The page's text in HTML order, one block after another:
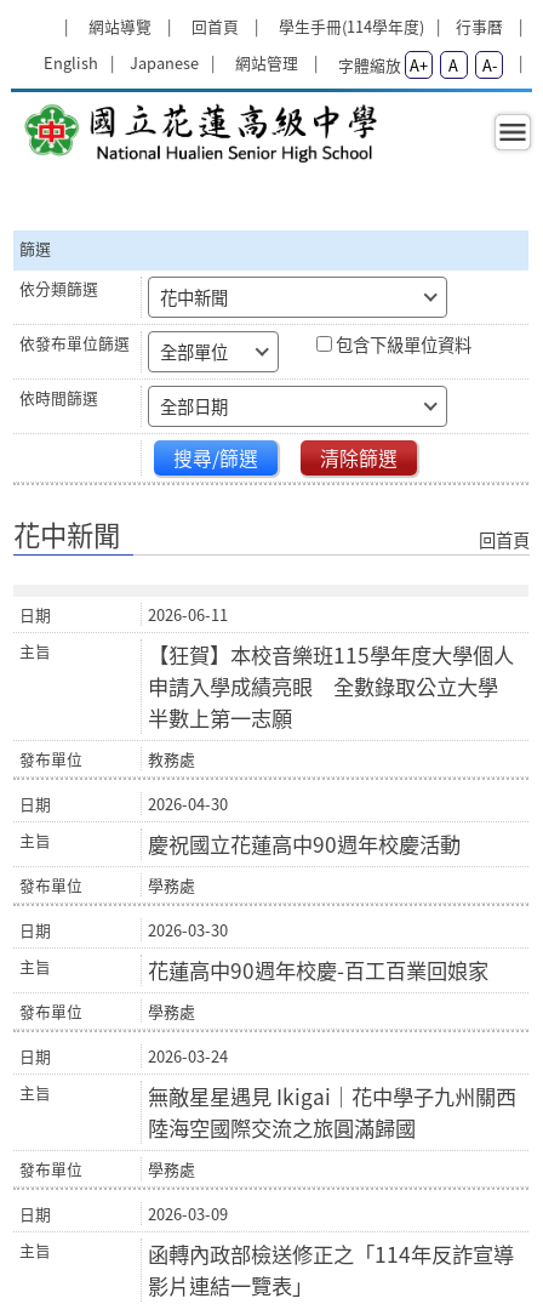
網站導覽
回首頁 學生手冊(114學年度)
行事曆
English
Japanese 網站管理 字體縮放 A+ A A-
花中新聞 - 國立花蓮高級中學
篩選
花中新聞
全部單位 包含下級單位資料
全部日期
搜尋/篩選 清除篩選
花中新聞 回首頁
2026-06-11
【狂賀】本校音樂班115學年度大學個人
申請入學成績亮眼 全數錄取公立大學
半數上第一志願
教務處
2026-04-30
慶祝國立花蓮高中90週年校慶活動
學務處
2026-03-30
花蓮高中90週年校慶-百工百業回娘家
學務處
2026-03-24
無敵星星遇見 Ikigai｜花中學子九州關西
陸海空國際交流之旅圓滿歸國
學務處
2026-03-09
函轉內政部檢送修正之「114年反詐宣導
影片連結一覽表」